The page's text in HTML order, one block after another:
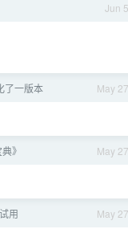
Jun 5
May 27
了一版本
May 27
》
May 27
用